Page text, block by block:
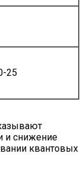
25
и снижение
квантовых